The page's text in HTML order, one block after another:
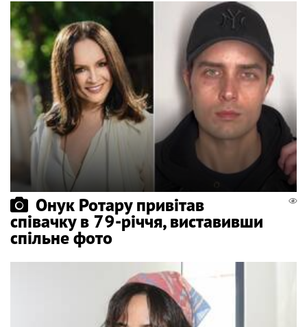
Онук Ротару привітав
співачку в 79-річчя, виставивши
спільне фото